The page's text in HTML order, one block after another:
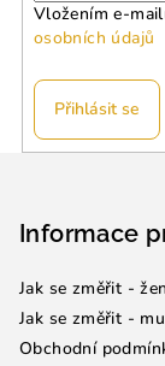
Vložením e-
osobních údajů
Přihlásit se
Informace
Jak se změřit -
Jak se změřit -
Obchodní